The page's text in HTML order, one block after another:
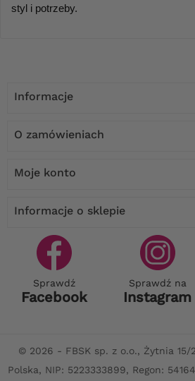
styl i potrzeby.
Informacje
O zamówieniach
Moje konto
Informacje o sklepie
Sprawdź
Facebook
Sprawdź na
Instagram
© 2026 - FBSK sp. z o.o., Żytnia 15/
Polska, NIP: 5223333899, Regon: